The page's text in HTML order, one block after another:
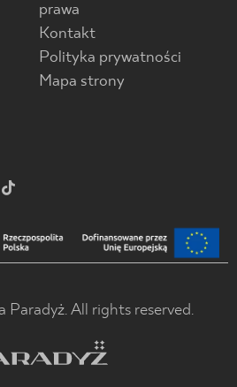
prawa
Kontakt
Polityka prywatności
Mapa strony
All rights reserved.